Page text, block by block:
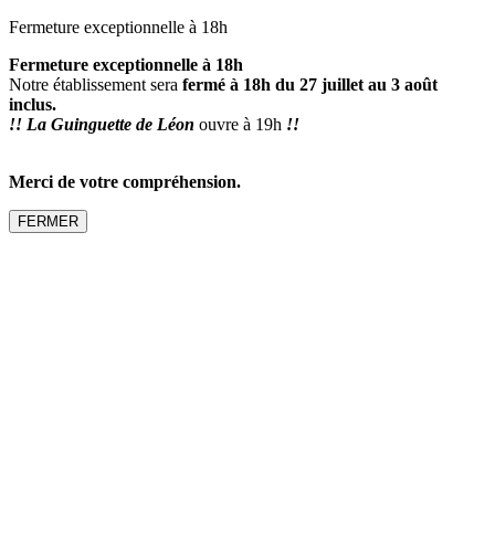
Fermeture exceptionnelle à 18h
Fermeture exceptionnelle à 18h
Notre établissement sera fermé à 18h du 27 juillet au 3 août
inclus.
!! La Guinguette de Léon ouvre à 19h !!
Merci de votre compréhension.
FERMER